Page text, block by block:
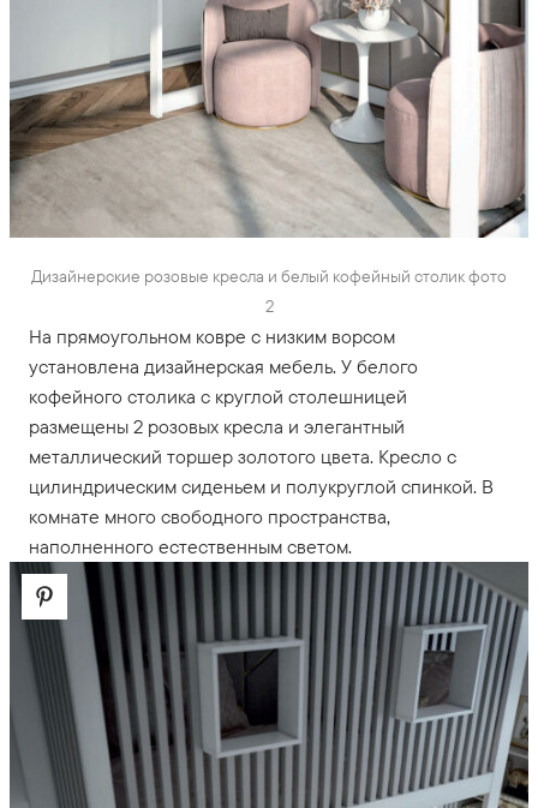
Дизайнерские розовые кресла и белый кофейный столик фото
2
На прямоугольном ковре с низким ворсом
установлена дизайнерская мебель. У белого
кофейного столика с круглой столешницей
размещены 2 розовых кресла и элегантный
металлический торшер золотого цвета. Кресло с
цилиндрическим сиденьем и полукруглой спинкой. В
комнате много свободного пространства,
наполненного естественным светом.